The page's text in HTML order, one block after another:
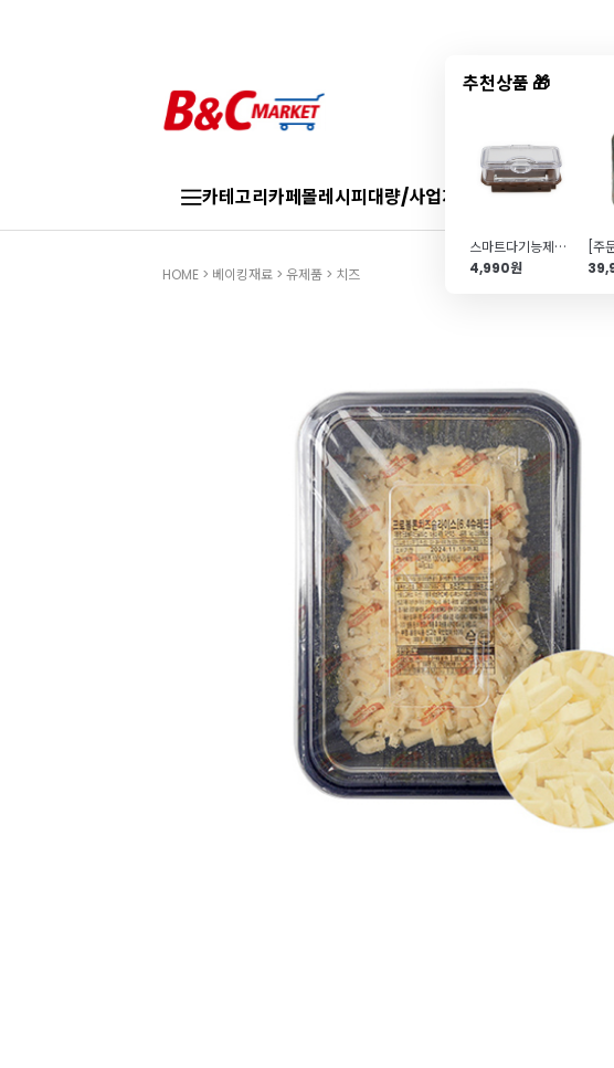
추천상품 🎁
스마트다기능제빵기(BM2401) 재료통
4,990원
카테고리카페몰레시피대량/사업자 브랜드샵신상품
HOME > 베이킹재료 > 유제품 > 치즈